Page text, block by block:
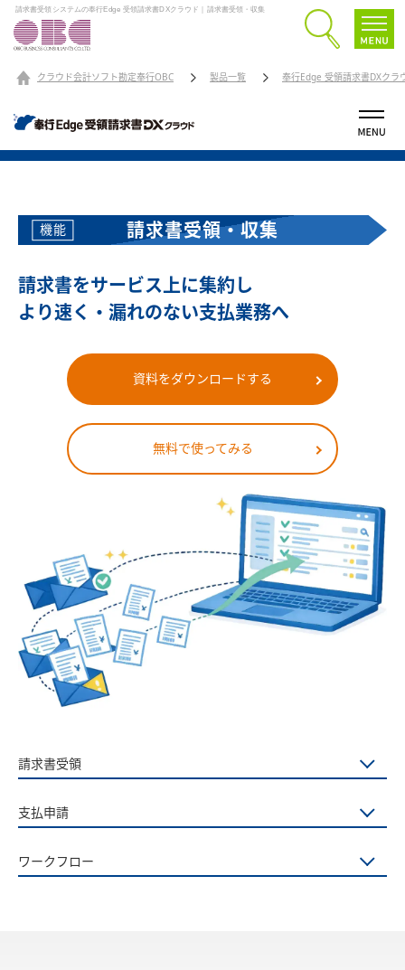
請求書受領システムの奉行Edge 受領請求書DXクラウド｜請求書受領・収集
クラウド会計ソフト勘定奉行OBC 製品一覧 奉行Edge 受領請求書DXクラ
機能 請求書受領・収集
請求書をサービス上に集約し
より速く・漏れのない支払業務へ
資料をダウンロードする
無料で使ってみる
請求書受領
支払申請
ワークフロー